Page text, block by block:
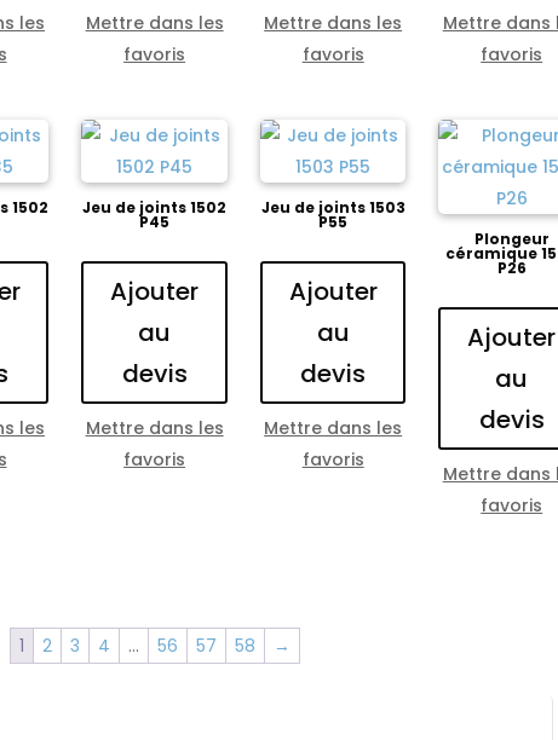
les
Mettre dans les
favoris
Mettre dans les
favoris
Mettre dans
favoris
1502
les
Jeu de joints 1502
P45
Ajouter
au
devis
Mettre dans les
favoris
Jeu de joints 1503
P55
Ajouter
au
devis
Mettre dans les
favoris
Plongeur
céramique
P26
Ajouter
au
devis
Mettre dans
favoris
1 2 3 4 … 56 57 58 →